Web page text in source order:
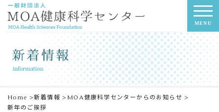
MENU
Home >新着情報 > MOA健康科学センターからのお知らせ >
新年のご挨拶